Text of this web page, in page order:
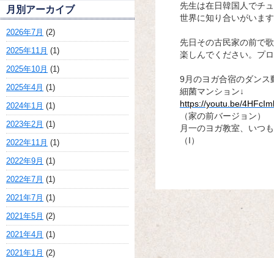
先生は在日韓国人でチ
世界に知り合いがいま
先日その古民家の前で
楽しんでください。プ
9月のヨガ合宿のダンス
細菌マンション↓
https://youtu.be/
（家の前バージョン）
月一のヨガ教室、いつ
（I）
月別アーカイブ
2026年7月 (2)
2025年11月 (1)
2025年10月 (1)
2025年4月 (1)
2024年1月 (1)
2023年2月 (1)
2022年11月 (1)
2022年9月 (1)
2022年7月 (1)
2021年7月 (1)
2021年5月 (2)
2021年4月 (1)
2021年1月 (2)